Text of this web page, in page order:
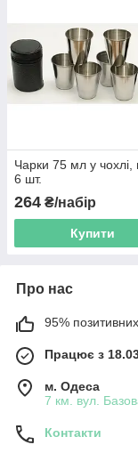
Чарки 75 мл у чохлі,
6 шт.
264 ₴/набір
Купити
Про нас
95% позитивних
Працює з
м. Одеса
7 км. вул.
Контакти